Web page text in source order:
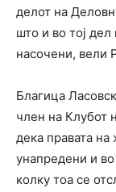
делот на
што и во тој
насочени, вели
Благица
член на Клубот
дека правата
унапредени и
колку тоа се